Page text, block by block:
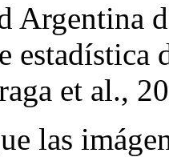
Argentina
estadística
et al.,
las